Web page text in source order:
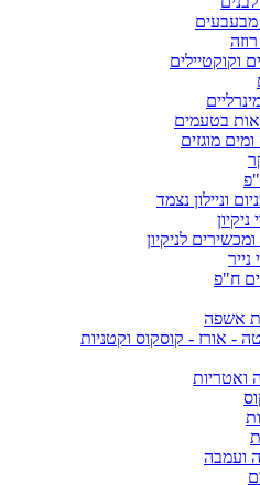
מבעבעים
רוזה
וקוקטיילים
בטעמים
מוגזים
וניילון נצמד
ניקיון
לניקיון
נייר
ח"פ
אשפה
- אורז - קוסקוס וקטניות
ואטריות
ועמבה